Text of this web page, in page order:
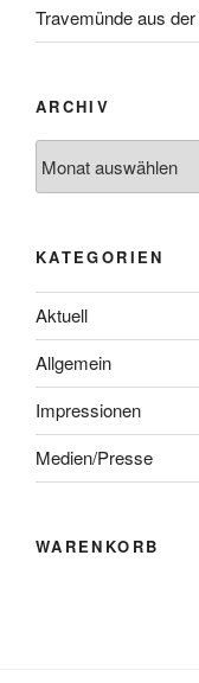
Travemünde aus
ARCHIV
KATEGORIEN
Aktuell
Allgemein
Impressionen
Medien/Presse
WARENKORB